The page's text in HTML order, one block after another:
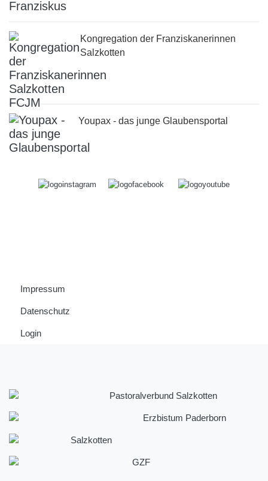
Kongregation der Franziskanerinnen
Salzkotten
Youpax - das junge Glaubensportal
Impressum
Datenschutz
Login